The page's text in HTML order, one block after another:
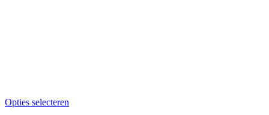
Opties selecteren